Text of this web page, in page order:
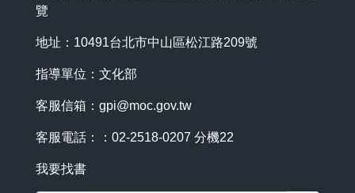
覽
地址：10491台北市中山區松江路209號
指導單位：文化部
客服信箱： gpi@moc.gov.tw
客服電話：：02-2518-0207 分機22
我要找書